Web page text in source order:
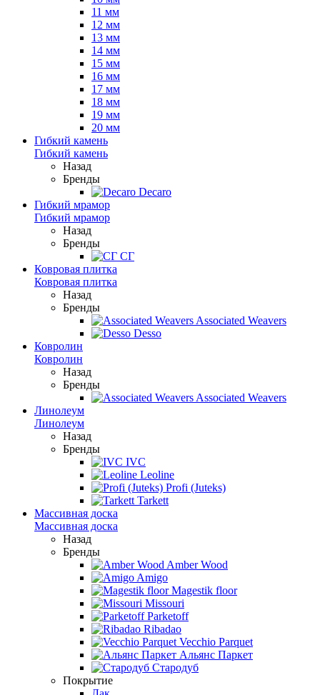
11 мм
12 мм
13 мм
14 мм
15 мм
16 мм
17 мм
18 мм
19 мм
20 мм
Гибкий камень
Гибкий камень
Назад
Бренды
Decaro
Гибкий мрамор
Гибкий мрамор
Назад
Бренды
СГ
Ковровая плитка
Ковровая плитка
Назад
Бренды
Associated Weavers
Desso
Ковролин
Ковролин
Назад
Бренды
Associated Weavers
Линолеум
Линолеум
Назад
Бренды
IVC
Leoline
Profi (Juteks)
Tarkett
Массивная доска
Массивная доска
Назад
Бренды
Amber Wood
Amigo
Magestik floor
Missouri
Parketoff
Ribadao
Vecchio Parquet
Альянс Паркет
Стародуб
Покрытие